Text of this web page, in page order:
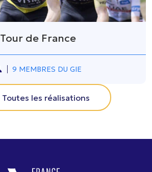
Tour de France
9 MEMBRES DU GIE
Toutes les réalisations